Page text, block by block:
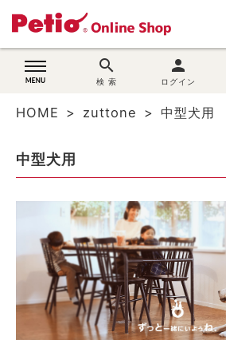
wovn-lang-name
search
検 索
person
ログイン
うさぎ用品
ブランド別に探す
目的別に探す
SNS
ご利用案内
HOME zuttone 中型犬用
中型犬用